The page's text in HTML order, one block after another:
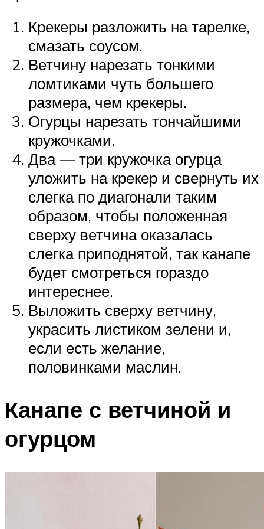
Крекеры разложить на тарелке,
смазать соусом.
Ветчину нарезать тонкими
ломтиками чуть большего
размера, чем крекеры.
Огурцы нарезать тончайшими
кружочками.
Два — три кружочка огурца
уложить на крекер и свернуть их
слегка по диагонали таким
образом, чтобы положенная
сверху ветчина оказалась
слегка приподнятой, так канапе
будет смотреться гораздо
интереснее.
Выложить сверху ветчину,
украсить листиком зелени и,
если есть желание,
половинками маслин.
Канапе с ветчиной и
огурцом